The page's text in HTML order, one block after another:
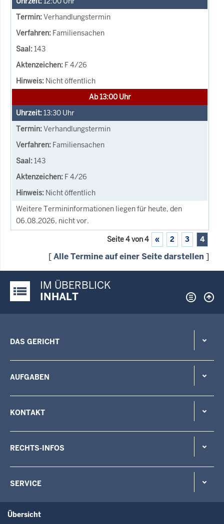
Verhandlungstermin
Familiensachen
143
F 4/26
Nicht öffentlich
Ab 13:00 Uhr
13:30 Uhr
Verhandlungstermin
Familiensachen
143
F 4/26
Nicht öffentlich
Weitere Termininformationen liegen für heute, den
06.08.2026, nicht vor.
Seite 4 von 4 « 2 3 4
[Alle Termine auf einer Seite darstellen ]
Justiz-Portal im Überblick:
IM ÜBERBLICK
INHALT
DAS GERICHT
AUFGABEN
KONTAKT
RECHTS-INFOS
SERVICE
Übersicht